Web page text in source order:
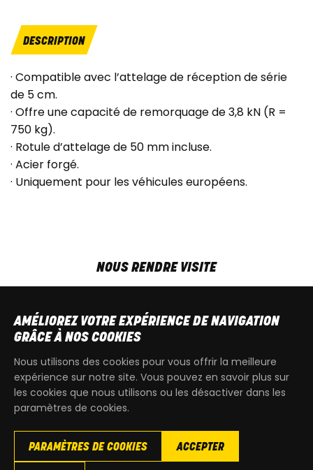
DESCRIPTION
· Compatible avec l’attelage de réception de série
de 5 cm.
· Offre une capacité de remorquage de 3,8 kN (R =
750 kg).
· Rotule d’attelage de 50 mm incluse.
· Acier forgé.
· Uniquement pour les véhicules européens.
NOUS RENDRE VISITE
SAM9h00 - 13h30
T+32 64 700 970
AMÉLIOREZ VOTRE EXPÉRIENCE DE NAVIGATION
GRÂCE À NOS COOKIES
Nous utilisons des cookies pour vous offrir la meilleure
expérience sur notre site. Vous pouvez en savoir plus sur
les cookies que nous utilisons ou les désactiver dans les
paramètres de cookies.
PARAMÈTRES DE COOKIES ACCEPTER